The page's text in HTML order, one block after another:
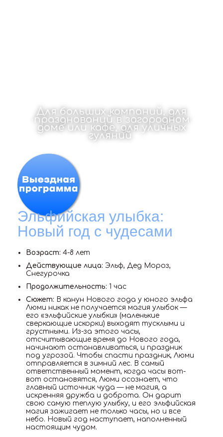
Для больших компаний, для
празднований в загородном
доме или кафе, для уличных
гуляний
Эльфийская улыбка:
Новый год с чудесами
Возраст:4-8 лет
Действующие лица: Эльф, Дед Мороз,
Снегурочка
Продолжительность:1 час
Сюжет: В канун Нового года у юного эльфа
Люми никак не получается магия улыбок —
его «эльфийские улыбки» (маленькие
сверкающие искорки) выходят тусклыми и
грустными. Из-за этого часы,
отсчитывающие время до Нового года,
начинают останавливаться, и праздник
под угрозой. Чтобы спасти праздник, Люми
отправляется в зимний лес. В самый
ответственный момент, когда часы вот-
вот остановятся, Люми осознает, что
главный источник чуда — не магия, а
искренняя дружба и доброта. Он дарит
свою самую теплую улыбку, и его эльфийская
магия зажигает не только часы, но и все
небо. Новый год наступает, наполненный
настоящим чудом.